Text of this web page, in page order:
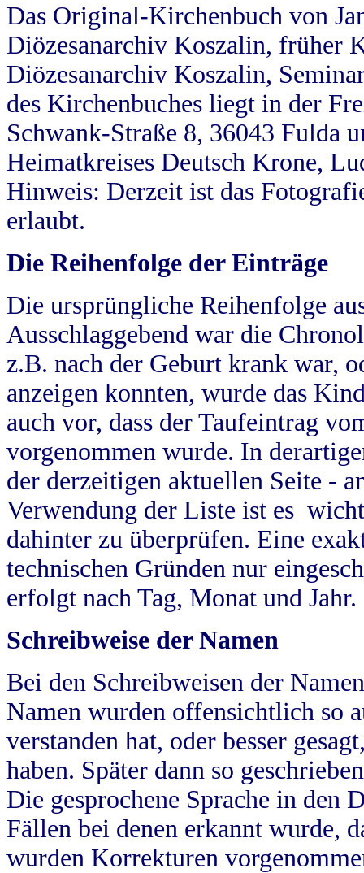
Das Original-Kirchenbuch von
Diözesanarchiv Koszalin, früher
Diözesanarchiv Koszalin,
des Kirchenbuches liegt in der
Schwank-Straße 8, 36043 Fulda
Heimatkreises Deutsch Krone,
Hinweis: Derzeit ist das
erlaubt.
Die Reihenfolge der Einträge
Die ursprüngliche Reihenfolge
Ausschlaggebend war die
z.B. nach der Geburt krank war,
anzeigen konnten, wurde das
auch vor, dass der Taufeintrag
vorgenommen wurde. In
der derzeitigen aktuellen Seite -
Verwendung der Liste ist es
dahinter zu überprüfen. Eine
technischen Gründen nur
erfolgt nach Tag, Monat und Jahr.
Schreibweise der Namen
Bei den Schreibweisen der
Namen wurden offensichtlich so
verstanden hat, oder besser
haben. Später dann so
Die gesprochene Sprache in
Fällen bei denen erkannt wurde,
wurden Korrekturen